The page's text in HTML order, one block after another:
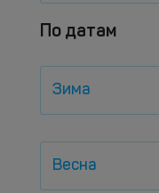
По датам
Зима
Весна